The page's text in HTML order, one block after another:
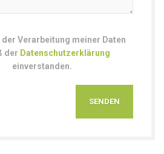
der Verarbeitung meiner Daten
der Datenschutzerklärung
einverstanden.